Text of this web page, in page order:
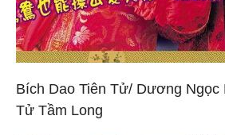
Bích Dao Tiên Tử/ Dương Ngọc
Tử Tầm Long